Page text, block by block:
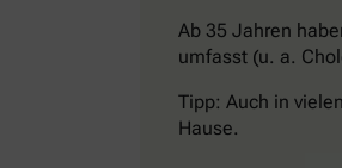
Ab 35 Jahren
umfasst (u. a.
Tipp: Auch in
Hause.